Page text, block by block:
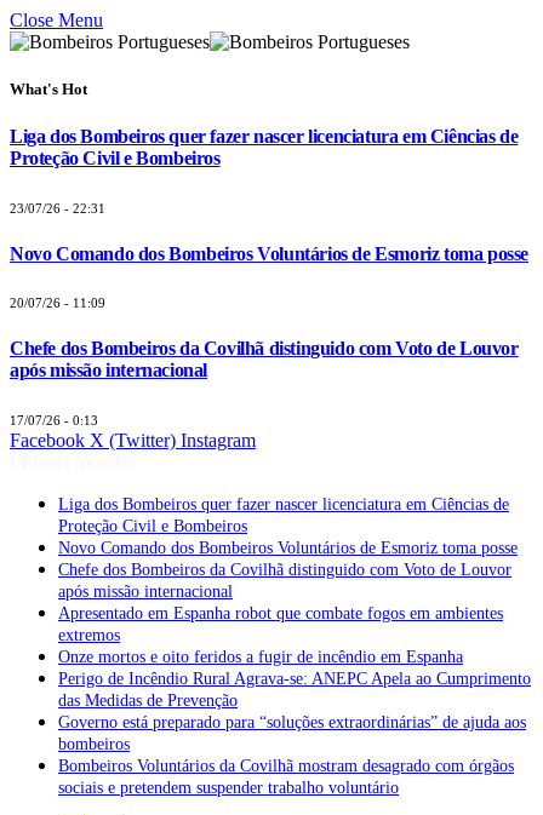
Close Menu
What's Hot
Liga dos Bombeiros quer fazer nascer licenciatura em Ciências de
Proteção Civil e Bombeiros
23/07/26 - 22:31
Novo Comando dos Bombeiros Voluntários de Esmoriz toma posse
20/07/26 - 11:09
Chefe dos Bombeiros da Covilhã distinguido com Voto de Louvor
após missão internacional
17/07/26 - 0:13
Facebook X (Twitter) Instagram
Liga dos Bombeiros quer fazer nascer licenciatura em Ciências de
Proteção Civil e Bombeiros
Novo Comando dos Bombeiros Voluntários de Esmoriz toma posse
Chefe dos Bombeiros da Covilhã distinguido com Voto de Louvor
após missão internacional
Apresentado em Espanha robot que combate fogos em ambientes
extremos
Onze mortos e oito feridos a fugir de incêndio em Espanha
Perigo de Incêndio Rural Agrava-se: ANEPC Apela ao Cumprimento
das Medidas de Prevenção
Governo está preparado para “soluções extraordinárias” de ajuda aos
bombeiros
Bombeiros Voluntários da Covilhã mostram desagrado com órgãos
sociais e pretendem suspender trabalho voluntário